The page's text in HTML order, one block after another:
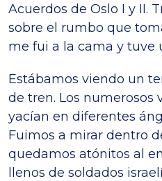
Acuerdos de Oslo I y II.
sobre el rumbo que
me fui a la cama y tuve
Estábamos viendo un
de tren. Los numerosos
yacían en diferentes
Fuimos a mirar dentro
quedamos atónitos al
llenos de soldados